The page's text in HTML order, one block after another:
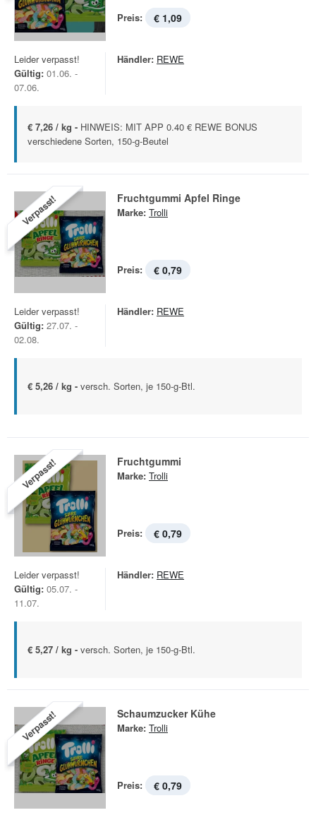
Preis: € 1,09
Leider verpasst!
Gültig: 01.06. -
07.06.
Händler: REWE
€ 7,26 / kg - HINWEIS: MIT APP 0.40 € REWE BONUS
verschiedene Sorten, 150-g-Beutel
Verpasst! Fruchtgummi Apfel Ringe
Marke: Trolli
Preis: € 0,79
Leider verpasst!
Gültig: 27.07. -
02.08.
Händler: REWE
€ 5,26 / kg - versch. Sorten, je 150-g-Btl.
Verpasst! Fruchtgummi
Marke: Trolli
Preis: € 0,79
Leider verpasst!
Gültig: 05.07. -
11.07.
Händler: REWE
€ 5,27 / kg - versch. Sorten, je 150-g-Btl.
Verpasst! Schaumzucker Kühe
Marke: Trolli
Preis: € 0,79